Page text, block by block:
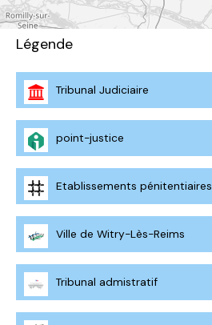
Légende
Tribunal Judiciaire
point-justice
Etablissements pénitentiaires
Ville de Witry-Lès-Reims
Tribunal admistratif